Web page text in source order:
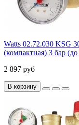
Watts 02.72.030 KSG
(компактная) 3 бар
2 897 руб
В корзину